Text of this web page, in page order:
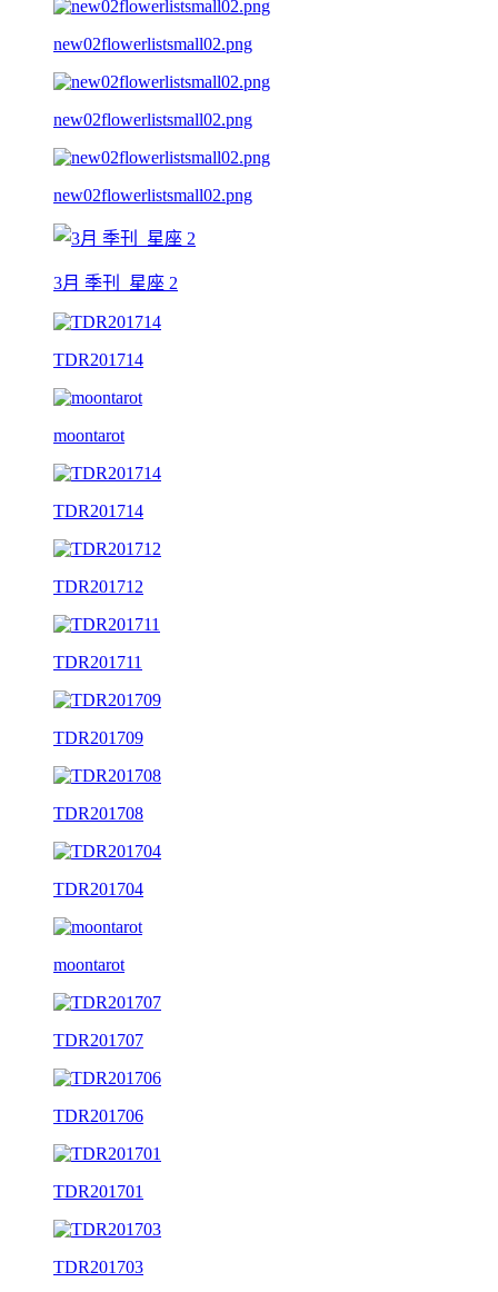
new02flowerlistsmall02.png
new02flowerlistsmall02.png
new02flowerlistsmall02.png
3月 季刊_星座 2
TDR201714
moontarot
TDR201714
TDR201712
TDR201711
TDR201709
TDR201708
TDR201704
moontarot
TDR201707
TDR201706
TDR201701
TDR201703